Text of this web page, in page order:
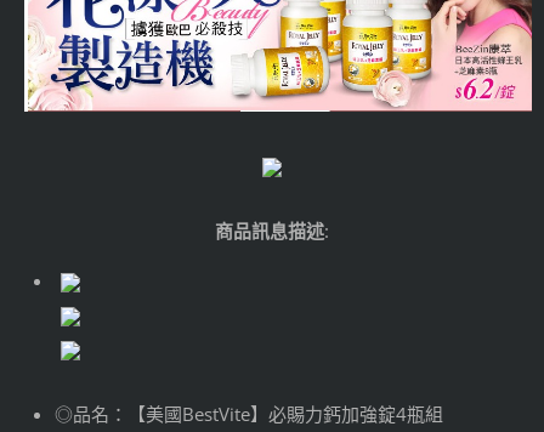
商品訊息描述:
◎品名：【美國BestVite】必賜力鈣加強錠4瓶組